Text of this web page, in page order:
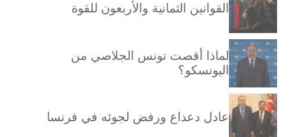
القوانين الثمانية والأربعون للقوة
لماذا أقصت تونس الجلاصي من
اليونسكو؟
عادل دعداع ورفض لجوئه في فرنسا